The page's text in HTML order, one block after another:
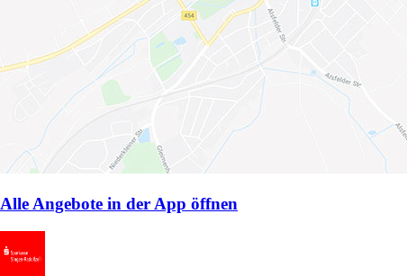
Alle Angebote in der App öffnen